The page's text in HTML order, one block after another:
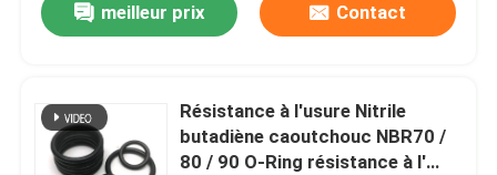
meilleur prix Contact
Résistance à l'usure Nitrile
butadiène caoutchouc NBR70 /
80 / 90 O-Ring résistance à l'